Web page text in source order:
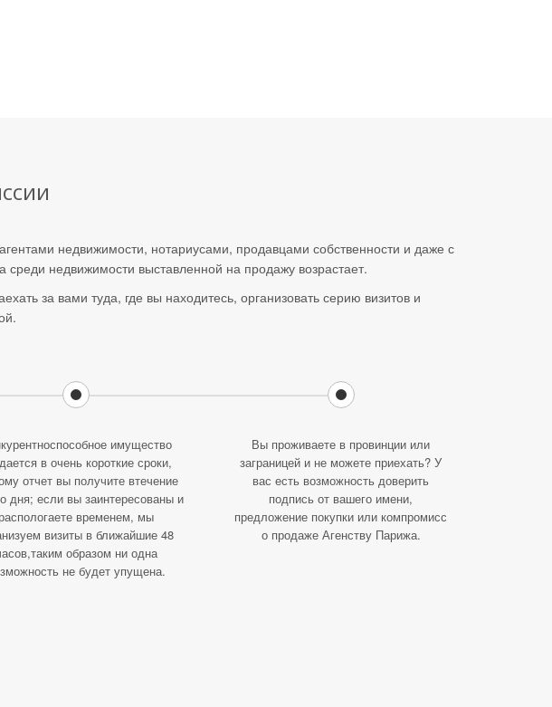
недвижимости, нотариусами, продавцами собственности и даже с
недвижимости выставленной на продажу возрастает.
за вами туда, где вы находитесь, организовать серию визитов и
имущество
в очень короткие сроки,
отчет вы получите втечение
дня; если вы заинтересованы и
распологаете временем, мы
визиты в ближайшие 48
образом ни одна
не будет упущена.
Вы проживаете в провинции или
заграницей и не можете приехать? У
вас есть возможность доверить
подпись от вашего имени,
предложение покупки или компромисс
о продаже Агенству Парижа.